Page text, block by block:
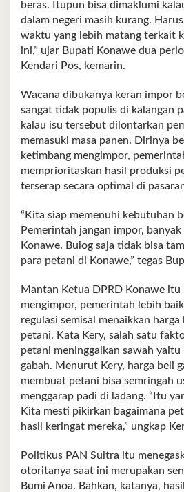
beras. Itupun bisa dimaklumi
dalam negeri masih kurang.
waktu yang lebih matang terkait
ini,” ujar Bupati Konawe dua
Kendari Pos, kemarin.
Wacana dibukanya keran impor
sangat tidak populis di kalangan
kalau isu tersebut dilontarkan
memasuki masa panen. Dirinya
ketimbang mengimpor,
memprioritaskan hasil produksi
terserap secara optimal di
“Kita siap memenuhi kebutuhan
Pemerintah jangan impor,
Konawe. Bulog saja tidak bisa
para petani di Konawe,” tegas
Mantan Ketua DPRD Konawe
mengimpor, pemerintah lebih
regulasi semisal menaikkan
petani. Kata Kery, salah satu
petani meninggalkan sawah yaitu
gabah. Menurut Kery, harga beli
membuat petani bisa semringah
menggarap padi di ladang. “Itu
Kita mesti pikirkan bagaimana
hasil keringat mereka,” ungkap
Politikus PAN Sultra itu
otoritanya saat ini merupakan
Bumi Anoa. Bahkan, katanya,